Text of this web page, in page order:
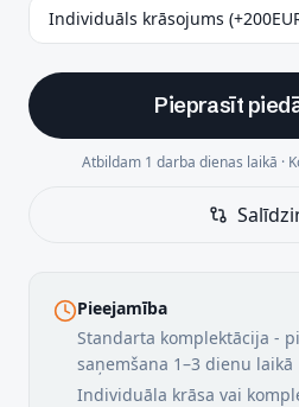
Individuāls krāsojums
Pieprasīt
Atbildam 1 darba dienas laikā ·
Pieejamība
Standarta komplektācija -
saņemšana 1–3 dienu laikā
Individuāla krāsa vai